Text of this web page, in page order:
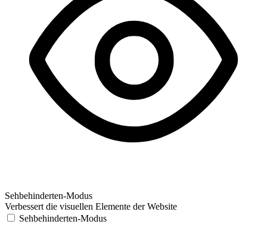
Sehbehinderten-Modus
Verbessert die visuellen Elemente der Website
Sehbehinderten-Modus